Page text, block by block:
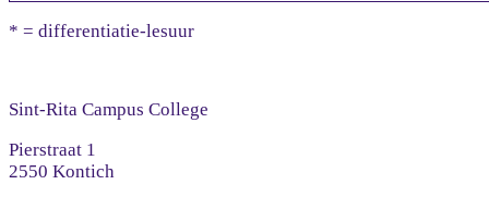
* = differentiatie-lesuur
Sint-Rita Campus College
Pierstraat 1
2550 Kontich